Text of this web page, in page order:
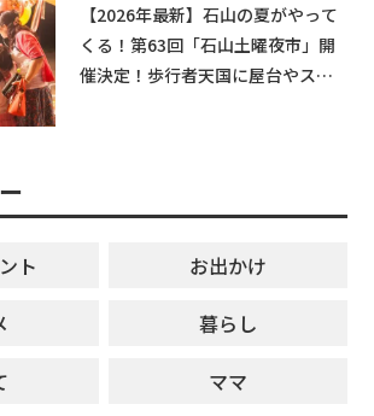
【2026年最新】石山の夏がやって
くる！第63回「石山土曜夜市」開
催決定！歩行者天国に屋台やステ
ト
お出かけ
暮らし
ママ